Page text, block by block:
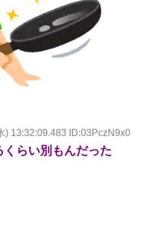
) 13:32:09.483 ID:03PczN9x0
らい別もんだった